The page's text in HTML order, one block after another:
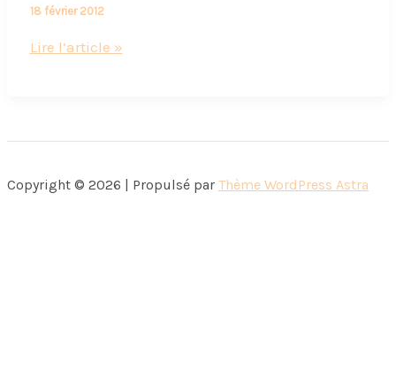
18 février 2012
Dans
cheesecake
de
Lire l’article »
Copyright © 2026 | Propulsé par Thème WordPress Astra